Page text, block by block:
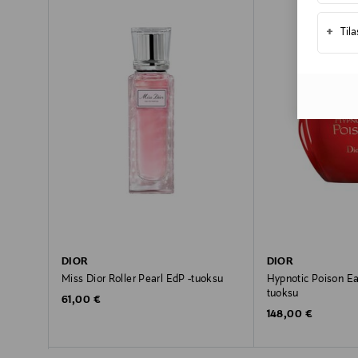
+
DIOR
Miss Dior Roller Pearl EdP -tuoksu
Original Price
61,00 €
DIOR
Hypnotic Poison
tuoksu
Original Price
148,00 €